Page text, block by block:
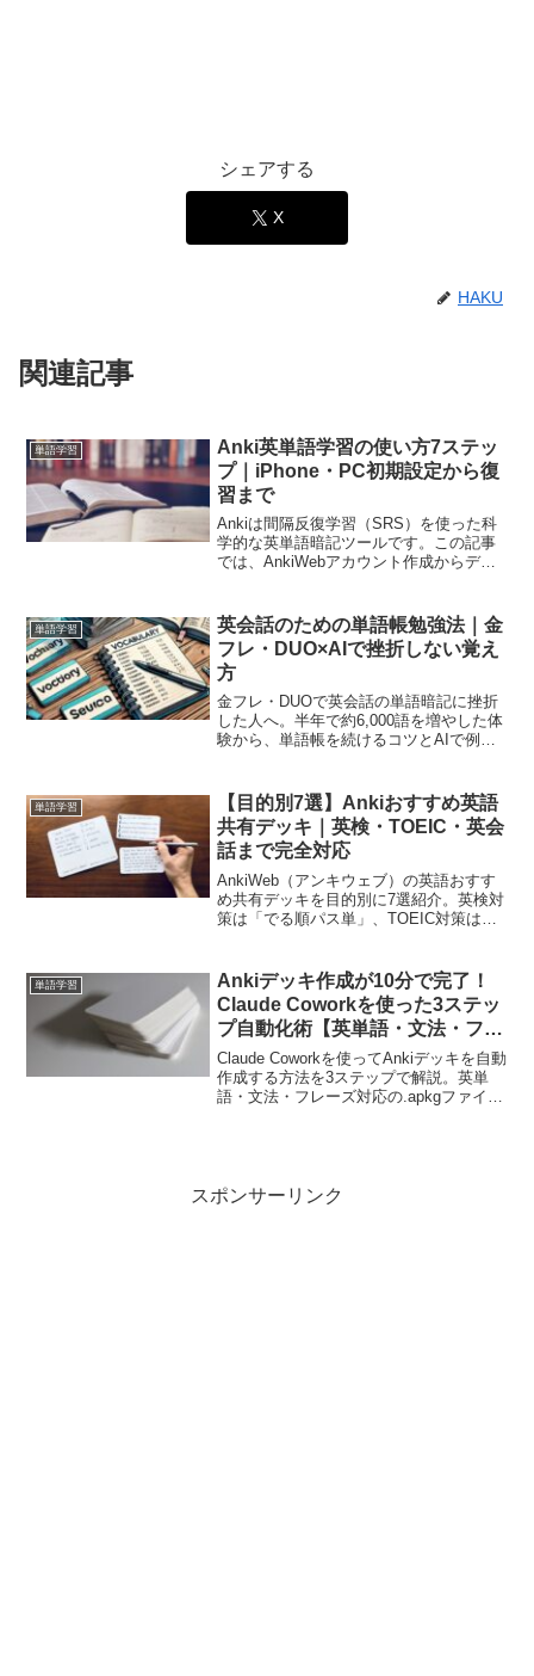
シェアする
X
HAKU
関連記事
単語学習
Anki英単語学習の使い方7ステッ
プ｜iPhone・PC初期設定から復
習まで
Ankiは間隔反復学習（SRS）を使った科
学的な英単語暗記ツールです。この記事
では、AnkiWebアカウント作成からデッ
動カード生成まで、初心者がつまずかな
い7ステップを徹底解説します。
単語学習
英会話のための単語帳勉強法｜金
フレ・DUO×AIで挫折しない覚え
方
金フレ・DUOで英会話の単語暗記に挫折
した人へ。半年で約6,000語を増やした体
験から、単語帳を続けるコツとAIで例文
単語学習
【目的別7選】Ankiおすすめ英語
共有デッキ｜英検・TOEIC・英会
話まで完全対応
AnkiWeb（アンキウェブ）の英語おすす
め共有デッキを目的別に7選紹介。英検対
策は「でる順パス単」、TOEIC対策は
番デッキのIDと特徴を徹底解説します。
単語学習
Ankiデッキ作成が10分で完了！
Claude Coworkを使った3ステッ
プ自動化術【英単語・文法・フレ
ーズ対応】
Claude Coworkを使ってAnkiデッキを自動
作成する方法を3ステップで解説。英単
語・文法・フレーズ対応の.apkgファイル
スポンサーリンク